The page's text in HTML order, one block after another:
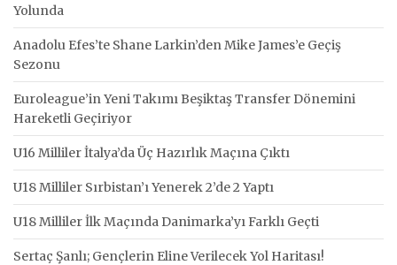
Yolunda
Anadolu Efes’te Shane Larkin’den Mike James’e Geçiş
Sezonu
Euroleague’in Yeni Takımı Beşiktaş Transfer Dönemini
Hareketli Geçiriyor
U16 Milliler İtalya’da Üç Hazırlık Maçına Çıktı
U18 Milliler Sırbistan’ı Yenerek 2’de 2 Yaptı
U18 Milliler İlk Maçında Danimarka’yı Farklı Geçti
Sertaç Şanlı; Gençlerin Eline Verilecek Yol Haritası!